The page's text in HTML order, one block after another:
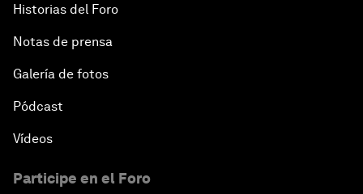
Historias del Foro
Notas de prensa
Galería de fotos
Pódcast
Vídeos
Participe en el Foro